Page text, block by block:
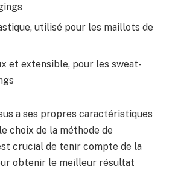
utilisé pour les maillots de
et extensible, pour les sweat-
a ses propres caractéristiques
choix de la méthode de
crucial de tenir compte de la
obtenir le meilleur résultat